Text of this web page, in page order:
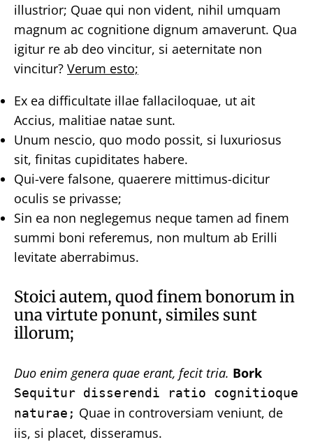
illustrior; Quae qui non vident, nihil umquam
magnum ac cognitione dignum amaverunt. Qua
igitur re ab deo vincitur, si aeternitate non
vincitur? Verum esto;
Ex ea difficultate illae fallaciloquae, ut ait
Accius, malitiae natae sunt.
Unum nescio, quo modo possit, si luxuriosus
sit, finitas cupiditates habere.
Qui-vere falsone, quaerere mittimus-dicitur
oculis se privasse;
Sin ea non neglegemus neque tamen ad finem
summi boni referemus, non multum ab Erilli
levitate aberrabimus.
Stoici autem, quod finem bonorum in
una virtute ponunt, similes sunt
illorum;
Duo enim genera quae erant, fecit tria. Bork
Sequitur disserendi ratio cognitioque
naturae; Quae in controversiam veniunt, de
iis, si placet, disseramus.